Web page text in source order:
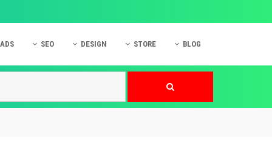
SEO DESIGN STORE BLOG